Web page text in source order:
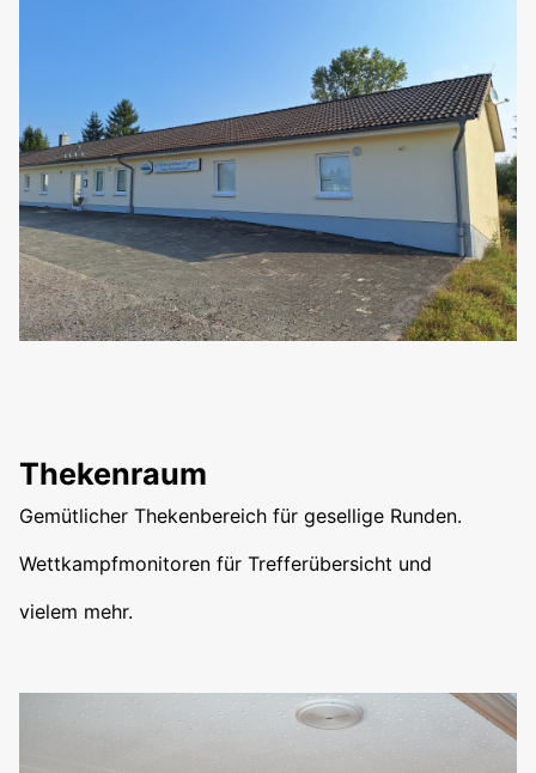
Thekenraum
Gemütlicher Thekenbereich für gesellige Runden.
Wettkampfmonitoren für Trefferübersicht und
vielem mehr.